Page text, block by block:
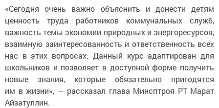
«Сегодня очень важно объяснить и донести детям
ценность труда работников коммунальных служб,
важность темы экономии природных и энергоресурсов,
взаимную заинтересованность и ответственность всех
нас в этих вопросах. Данный курс адаптирован для
школьников и позволяет в доступной форме получить
новые знания, которые обязательно пригодятся
им в жизни», — рассказал глава Минсптроя РТ Марат
Айзатуллин.